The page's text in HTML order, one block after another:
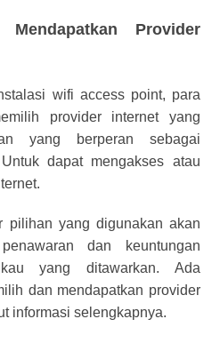
Provider
wifi access point, para
provider internet yang
yang berperan sebagai
dapat mengakses atau
pilihan yang digunakan akan
dan keuntungan
yang ditawarkan. Ada
dan mendapatkan provider
informasi selengkapnya.